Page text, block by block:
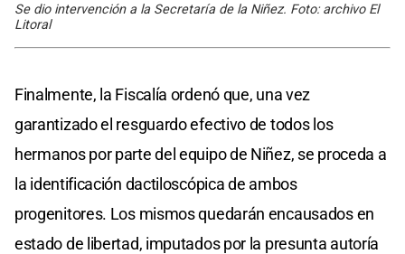
Se dio intervención a la Secretaría de la Niñez. Foto: archivo El
Litoral
Finalmente, la Fiscalía ordenó que, una vez
garantizado el resguardo efectivo de todos los
hermanos por parte del equipo de Niñez, se proceda a
la identificación dactiloscópica de ambos
progenitores. Los mismos quedarán encausados en
estado de libertad, imputados por la presunta autoría